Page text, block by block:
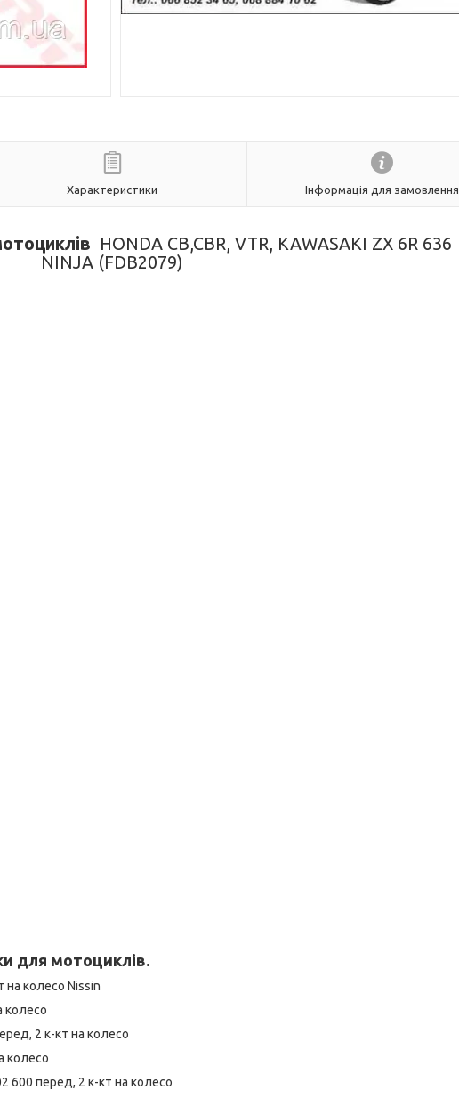
Характеристики Інформація для замовлення
HONDA CB,CBR, VTR, KAWASAKI ZX 6R 636
NINJA (FDB2079)
для мотоциклів.
на колесо Nissin
колесо
2 к-кт на колесо
колесо
600 перед, 2 к-кт на колесо